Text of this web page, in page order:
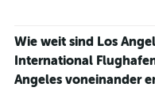
Wie weit sind Los
International
Angeles voneinander